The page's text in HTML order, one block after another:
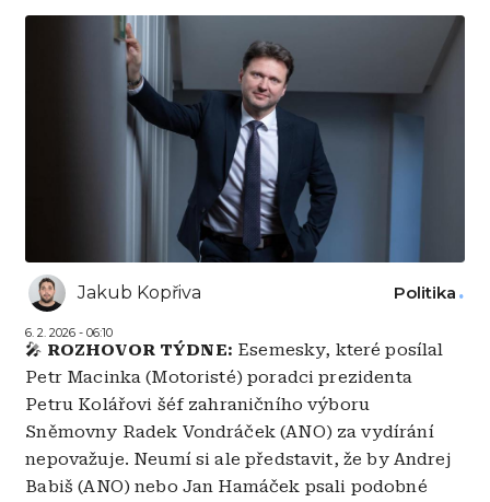
Jakub Kopřiva
6. 2. 2026 - 06:10
Politika
🎤 ROZHOVOR TÝDNE: Esemesky, které posílal
Petr Macinka (Motoristé) poradci prezidenta
Petru Kolářovi šéf zahraničního výboru
Sněmovny Radek Vondráček (ANO) za vydírání
nepovažuje. Neumí si ale představit, že by Andrej
Babiš (ANO) nebo Jan Hamáček psali podobné